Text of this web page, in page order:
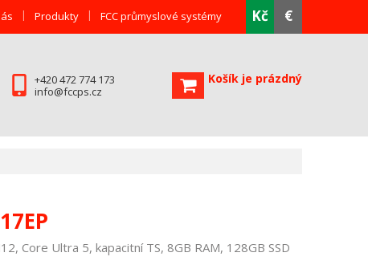
Kč €
Produkty FCC průmyslové systémy
Košík je prázdný
+420 472 774 173
info@fccps.cz
Core Ultra 5, kapacitní TS, 8GB RAM, 128GB SSD